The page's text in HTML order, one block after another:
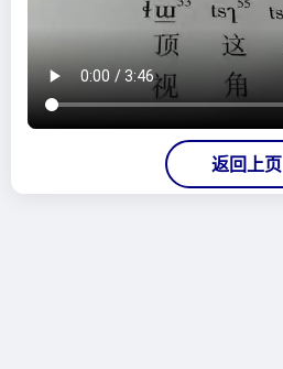
返回上页